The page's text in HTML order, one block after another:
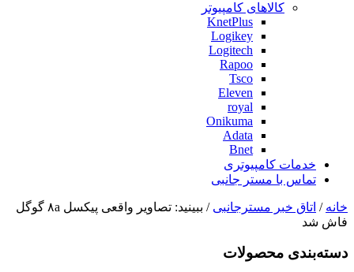
کالاهای کامپیوتر
KnetPlus
Logikey
Logitech
Rapoo
Tsco
Eleven
royal
Onikuma
Adata
Bnet
خدمات کامپیوتری
تماس با مستر جانبی
خانه / اتاق خبر مسترجانبی
/ ببینید: تصاویر واقعی پیکسل ۸a گوگل
فاش شد
دسته‌بندی‌ محصولات